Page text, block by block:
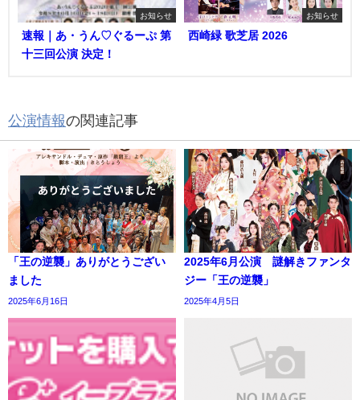
お知らせ
速報｜あ・うん♡ぐるーぷ 第
十三回公演 決定！
お知らせ
西崎緑 歌芝居 2026
公演情報の関連記事
「王の逆襲」ありがとうござい
ました
2025年6月16日
2025年6月公演 謎解きファンタ
ジー「王の逆襲」
2025年4月5日